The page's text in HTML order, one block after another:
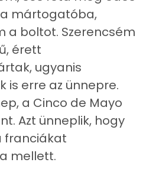
93 mg
0 mg
mártogatóba,
a boltot. Szerencsém
érett
ugyanis
is erre az ünnepre.
a Cinco de Mayo
Azt ünneplik, hogy
franciákat
mellett.